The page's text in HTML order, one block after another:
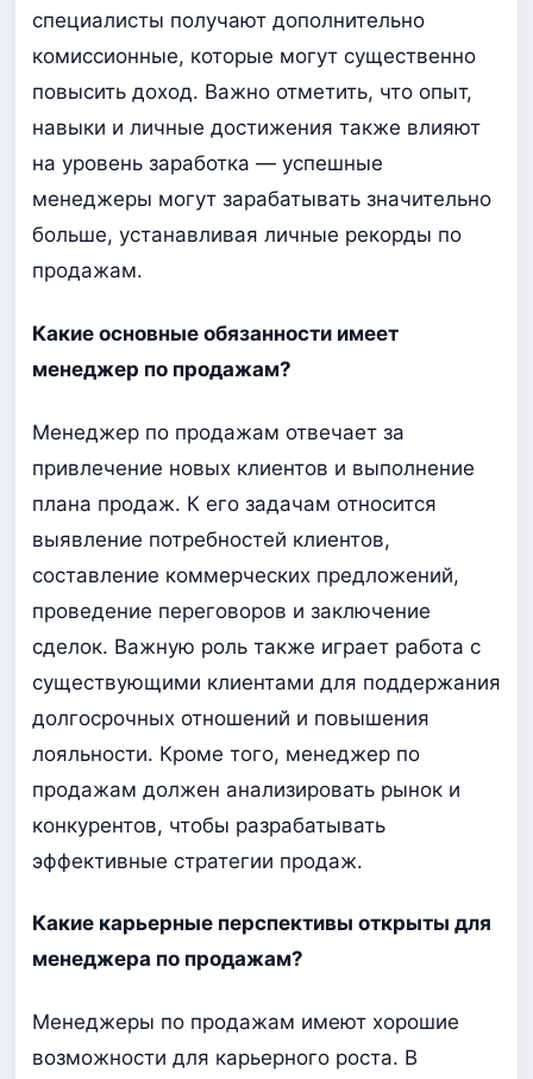
специалисты получают дополнительно
комиссионные, которые могут существенно
повысить доход. Важно отметить, что опыт,
навыки и личные достижения также влияют
на уровень заработка — успешные
менеджеры могут зарабатывать значительно
больше, устанавливая личные рекорды по
продажам.
Какие основные обязанности имеет
менеджер по продажам?
Менеджер по продажам отвечает за
привлечение новых клиентов и выполнение
плана продаж. К его задачам относится
выявление потребностей клиентов,
составление коммерческих предложений,
проведение переговоров и заключение
сделок. Важную роль также играет работа с
существующими клиентами для поддержания
долгосрочных отношений и повышения
лояльности. Кроме того, менеджер по
продажам должен анализировать рынок и
конкурентов, чтобы разрабатывать
эффективные стратегии продаж.
Какие карьерные перспективы открыты для
менеджера по продажам?
Менеджеры по продажам имеют хорошие
возможности для карьерного роста. В